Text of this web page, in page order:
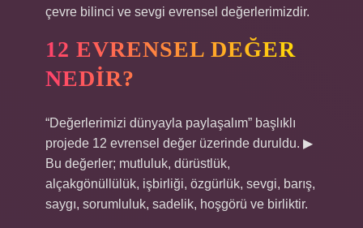
çevre bilinci ve sevgi evrensel değerlerimizdir.
12 EVRENSEL DEĞER
NEDIR?
“Değerlerimizi dünyayla paylaşalım” başlıklı
projede 12 evrensel değer üzerinde duruldu. ▶
Bu değerler; mutluluk, dürüstlük,
alçakgönüllülük, işbirliği, özgürlük, sevgi, barış,
saygı, sorumluluk, sadelik, hoşgörü ve birliktir.